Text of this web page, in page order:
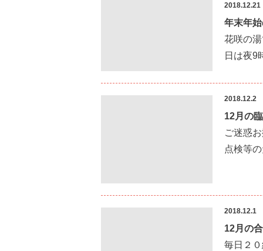
2018.12.21
年末年
花咲の
日は夜9
2018.12.2
12月の
ご迷惑
点検等
2018.12.1
12月の
毎日２